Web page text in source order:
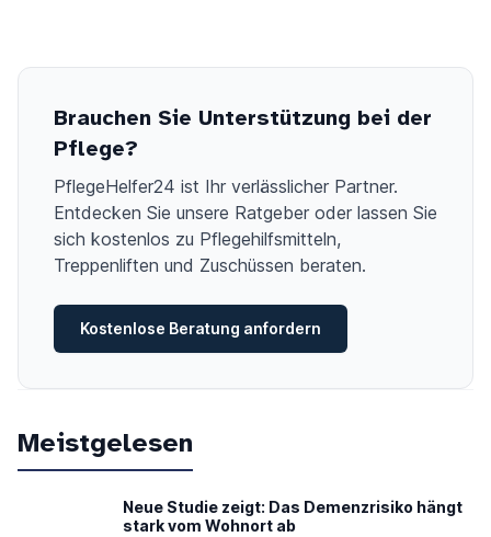
Brauchen Sie Unterstützung bei der
Pflege?
PflegeHelfer24 ist Ihr verlässlicher Partner.
Entdecken Sie unsere Ratgeber oder lassen Sie
sich kostenlos zu Pflegehilfsmitteln,
Treppenliften und Zuschüssen beraten.
Kostenlose Beratung anfordern
Meistgelesen
Neue Studie zeigt: Das Demenzrisiko hängt
stark vom Wohnort ab